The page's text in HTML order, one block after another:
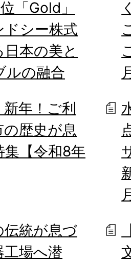
「Gold」
ドシー株式
本の美と
ルの融合
新年！ご利
歴史が息
【令和8年
伝統が息づ
工場へ潜